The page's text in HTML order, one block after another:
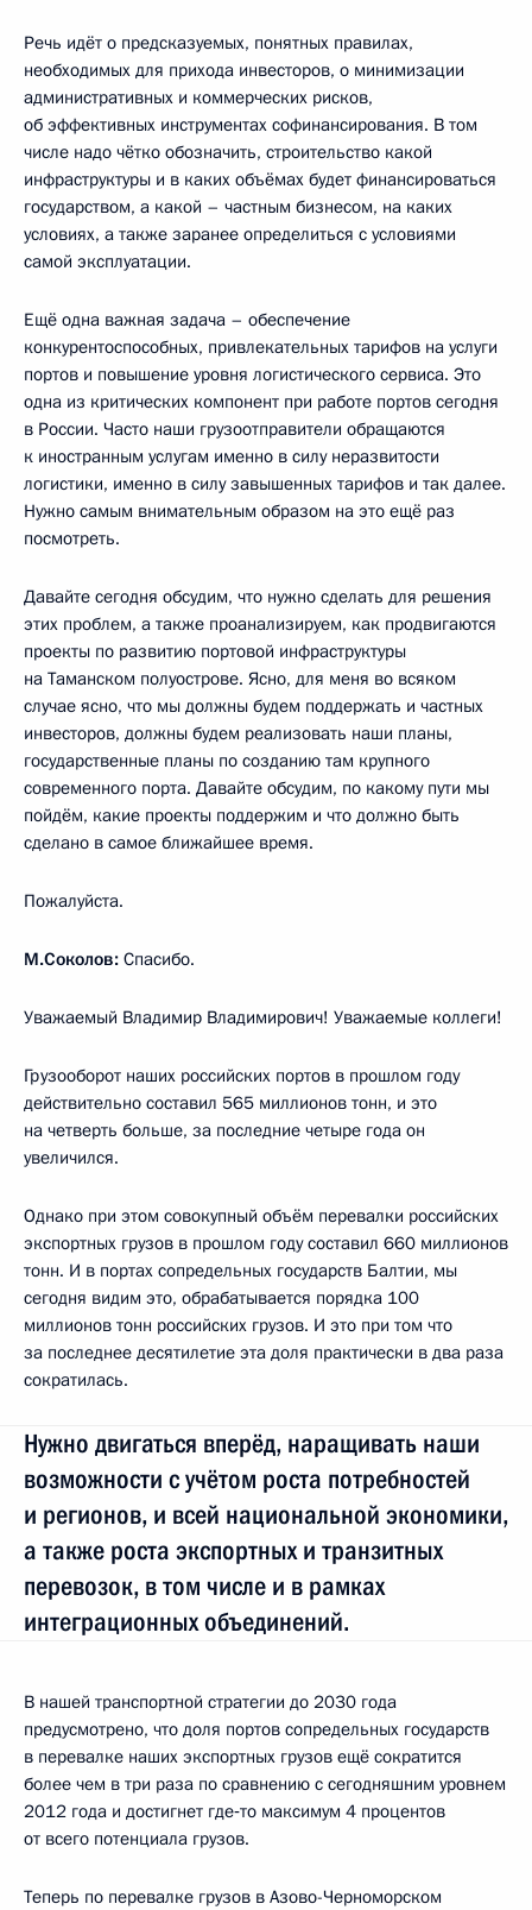
Речь идёт о предсказуемых, понятных правилах,
необходимых для прихода инвесторов, о минимизации
административных и коммерческих рисков,
об эффективных инструментах софинансирования. В том
числе надо чётко обозначить, строительство какой
инфраструктуры и в каких объёмах будет финансироваться
государством, а какой – частным бизнесом, на каких
условиях, а также заранее определиться с условиями
самой эксплуатации.
Ещё одна важная задача – обеспечение
конкурентоспособных, привлекательных тарифов на услуги
портов и повышение уровня логистического сервиса. Это
одна из критических компонент при работе портов сегодня
в России. Часто наши грузоотправители обращаются
к иностранным услугам именно в силу неразвитости
логистики, именно в силу завышенных тарифов и так далее.
Нужно самым внимательным образом на это ещё раз
посмотреть.
Давайте сегодня обсудим, что нужно сделать для решения
этих проблем, а также проанализируем, как продвигаются
проекты по развитию портовой инфраструктуры
на Таманском полуострове. Ясно, для меня во всяком
случае ясно, что мы должны будем поддержать и частных
инвесторов, должны будем реализовать наши планы,
государственные планы по созданию там крупного
современного порта. Давайте обсудим, по какому пути мы
пойдём, какие проекты поддержим и что должно быть
сделано в самое ближайшее время.
Пожалуйста.
М.Соколов: Спасибо.
Уважаемый Владимир Владимирович! Уважаемые коллеги!
Грузооборот наших российских портов в прошлом году
действительно составил 565 миллионов тонн, и это
на четверть больше, за последние четыре года он
увеличился.
Однако при этом совокупный объём перевалки российских
экспортных грузов в прошлом году составил 660 миллионов
тонн. И в портах сопредельных государств Балтии, мы
сегодня видим это, обрабатывается порядка 100
миллионов тонн российских грузов. И это при том что
за последнее десятилетие эта доля практически в два раза
сократилась.
Нужно двигаться вперёд, наращивать наши
возможности с учётом роста потребностей
и регионов, и всей национальной экономики,
а также роста экспортных и транзитных
перевозок, в том числе и в рамках
интеграционных объединений.
В нашей транспортной стратегии до 2030 года
предусмотрено, что доля портов сопредельных государств
в перевалке наших экспортных грузов ещё сократится
более чем в три раза по сравнению с сегодняшним уровнем
2012 года и достигнет где‑то максимум 4 процентов
от всего потенциала грузов.
Теперь по перевалке грузов в Азово-Черноморском